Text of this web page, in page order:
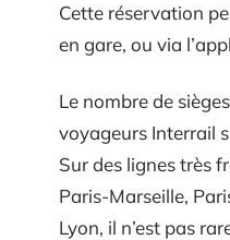
Cette réservation
en gare, ou via
Le nombre de
voyageurs Interrail
Sur des lignes très
Paris-Marseille,
Lyon, il n’est pas